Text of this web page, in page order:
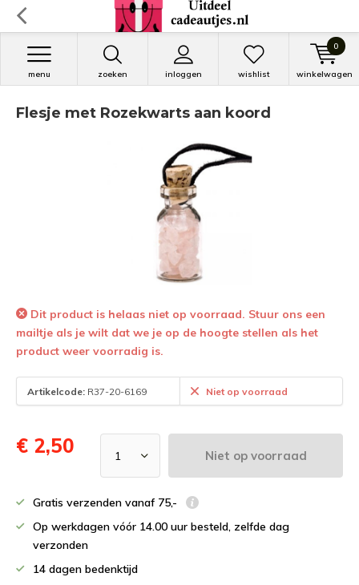
zoeken inloggen
menu wishlist winkelwagen
0
Flesje met Rozekwarts aan koord
Dit product is helaas niet op voorraad. Stuur ons een
mailtje als je wilt dat we je op de hoogte stellen als het
product weer voorradig is.
Artikelcode: R37-20-6169 Niet op voorraad
€ 2,50 Niet op voorraad
Gratis verzenden vanaf 75,-
Op werkdagen vóór 14.00 uur besteld, zelfde dag
verzonden
14 dagen bedenktijd